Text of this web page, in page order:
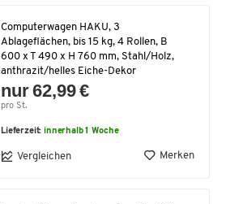
Computerwagen HAKU, 3
Ablageflächen, bis 15 kg, 4 Rollen, B
600 x T 490 x H 760 mm, Stahl/Holz,
anthrazit/helles Eiche-Dekor
nur 62,99 €
pro St.
Lieferzeit:innerhalb 1 Woche
Vergleichen Merken